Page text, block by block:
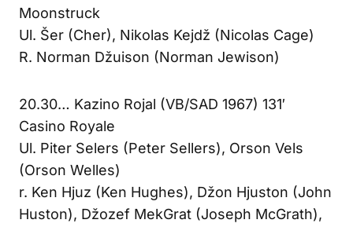
Moonstruck
Ul. Šer (Cher), Nikolas Kejdž (Nicolas Cage)
R. Norman Džuison (Norman Jewison)
20.30… Kazino Rojal (VB/SAD 1967) 131′
Casino Royale
Ul. Piter Selers (Peter Sellers), Orson Vels
(Orson Welles)
r. Ken Hjuz (Ken Hughes), Džon Hjuston (John
Huston), Džozef MekGrat (Joseph McGrath),